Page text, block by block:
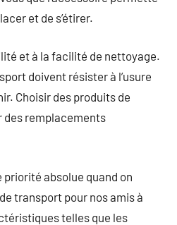
et de s’étirer.
et à la facilité de nettoyage.
doivent résister à l’usure
Choisir des produits de
des remplacements
absolue quand on
transport pour nos amis à
telles que les